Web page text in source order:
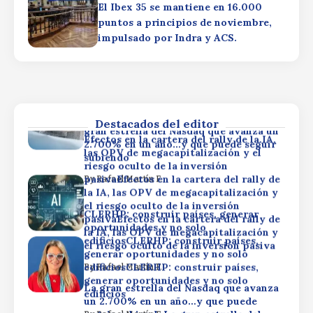
El Ibex 35 se mantiene en 16.000
puntos a principios de noviembre,
impulsado por Indra y ACS.
Destacados del editor
la IA, las OPV de megacapitalización y
el riesgo oculto de la inversión pasiva
ByRafael Martín F.
oportunidades y no solo
edificiosCLERHP: construir países,
generar oportunidades y no solo
edificiosCLERHP: construir países,
año…y que puede seguir subiendoLa
gran estrella del Nasdaq que avanza un
2.700% en un año…y que puede seguir
subiendo
By Rafael Martín F.
Efectos en la cartera del rally de la IA,
las OPV de megacapitalización y el
riesgo oculto de la inversión
pasivaEfectos en la cartera del rally de
la IA, las OPV de megacapitalización y
el riesgo oculto de la inversión
pasivaEfectos en la cartera del rally de
la IA, las OPV de megacapitalización y
el riesgo oculto de la inversión pasiva
ByRafael Martín F.
CLERHP: construir países, generar
oportunidades y no solo
edificiosCLERHP: construir países,
generar oportunidades y no solo
edificiosCLERHP: construir países,
generar oportunidades y no solo
edificios
La gran estrella del Nasdaq que avanza
un 2.700% en un año…y que puede